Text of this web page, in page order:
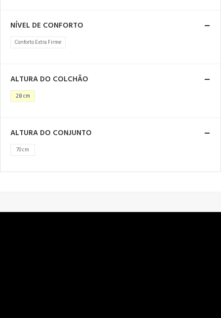
NÍVEL DE CONFORTO
Conforto Extra Firme
ALTURA DO COLCHÃO
28 cm
ALTURA DO CONJUNTO
70 cm